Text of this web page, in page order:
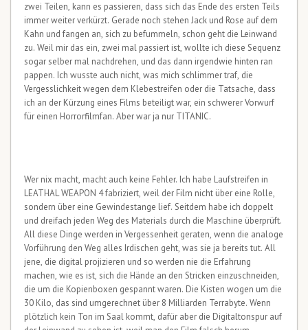
zwei Teilen, kann es passieren, dass sich das Ende des ersten Teils
immer weiter verkürzt. Gerade noch stehen Jack und Rose auf dem
Kahn und fangen an, sich zu befummeln, schon geht die Leinwand
zu. Weil mir das ein, zwei mal passiert ist, wollte ich diese Sequenz
sogar selber mal nachdrehen, und das dann irgendwie hinten ran
pappen. Ich wusste auch nicht, was mich schlimmer traf, die
Vergesslichkeit wegen dem Klebestreifen oder die Tatsache, dass
ich an der Kürzung eines Films beteiligt war, ein schwerer Vorwurf
für einen Horrorfilmfan. Aber war ja nur TITANIC.
Wer nix macht, macht auch keine Fehler. Ich habe Laufstreifen in
LEATHAL WEAPON 4 fabriziert, weil der Film nicht über eine Rolle,
sondern über eine Gewindestange lief. Seitdem habe ich doppelt
und dreifach jeden Weg des Materials durch die Maschine überprüft.
All diese Dinge werden in Vergessenheit geraten, wenn die analoge
Vorführung den Weg alles Irdischen geht, was sie ja bereits tut. All
jene, die digital projizieren und so werden nie die Erfahrung
machen, wie es ist, sich die Hände an den Stricken einzuschneiden,
die um die Kopienboxen gespannt waren. Die Kisten wogen um die
30 Kilo, das sind umgerechnet über 8 Milliarden Terrabyte. Wenn
plötzlich kein Ton im Saal kommt, dafür aber die Digitaltonspur auf